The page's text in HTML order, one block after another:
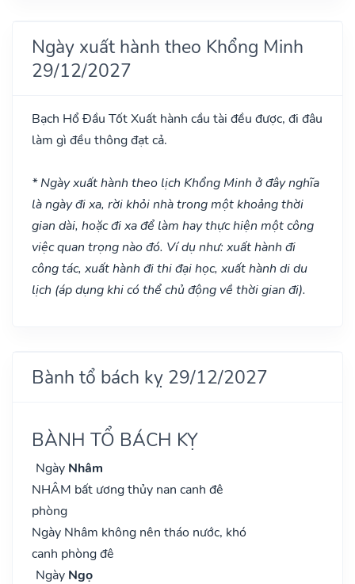
Ngày xuất hành theo Khổng Minh
29/12/2027
Bạch Hổ Đầu TốtXuất hành cầu tài đều được, đi đâu
làm gì đều thông đạt cả.
* Ngày xuất hành theo lịch Khổng Minh ở đây nghĩa
là ngày đi xa, rời khỏi nhà trong một khoảng thời
gian dài, hoặc đi xa để làm hay thực hiện một công
việc quan trọng nào đó. Ví dụ như: xuất hành đi
công tác, xuất hành đi thi đại học, xuất hành di du
lịch (áp dụng khi có thể chủ động về thời gian đi).
Bành tổ bách kỵ 29/12/2027
BÀNH TỔ BÁCH KỴ
Ngày Nhâm
NHÂM bất ương thủy nan canh đê
phòng
Ngày Nhâm không nên tháo nước, khó
canh phòng đê
Ngày Ngọ